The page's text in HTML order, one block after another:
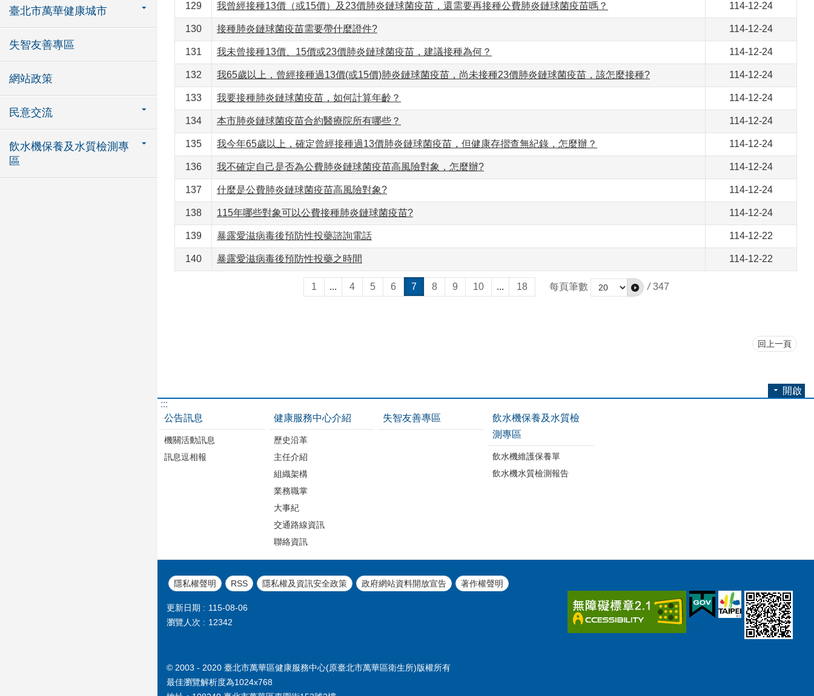
臺北市萬華健康城市
失智友善專區
網站政策
民意交流
飲水機保養及水質檢測專
區
129 我曾經接種13價（或15價）及23價肺炎鏈球菌疫苗，還需要再接種公費肺炎鏈球菌疫苗嗎？ 114-12-24
130 接種肺炎鏈球菌疫苗需要帶什麼證件? 114-12-24
131 我未曾接種13價、15價或23價肺炎鏈球菌疫苗，建議接種為何？ 114-12-24
132 我65歲以上，曾經接種過13價(或15價)肺炎鏈球菌疫苗，尚未接種23價肺炎鏈球菌疫苗，該怎麼接種? 114-12-24
133 我要接種肺炎鏈球菌疫苗，如何計算年齡？ 114-12-24
134 本市肺炎鏈球菌疫苗合約醫療院所有哪些？ 114-12-24
135 我今年65歲以上，確定曾經接種過13價肺炎鏈球菌疫苗，但健康存摺查無紀錄，怎麼辦？ 114-12-24
136 我不確定自己是否為公費肺炎鏈球菌疫苗高風險對象，怎麼辦? 114-12-24
137 什麼是公費肺炎鏈球菌疫苗高風險對象? 114-12-24
138 115年哪些對象可以公費接種肺炎鏈球菌疫苗? 114-12-24
139 暴露愛滋病毒後預防性投藥諮詢電話 114-12-22
140 暴露愛滋病毒後預防性投藥之時間 114-12-22
1 ... 4 5 6 7 8 9 10 ... 18 每頁筆數 / 347
回上一頁
開啟
:::
公告訊息
機關活動訊息
訊息逗相報
健康服務中心介紹
歷史沿革
主任介紹
組織架構
業務職掌
大事紀
交通路線資訊
聯絡資訊
失智友善專區
飲水機保養及水質檢
測專區
飲水機維護保養單
飲水機水質檢測報告
隱私權聲明 RSS 隱私權及資訊安全政策 政府網站資料開放宣告 著作權聲明
更新日期
115-08-06
瀏覽人次
12342
© 2003 - 2020 臺北市萬華區健康服務中心(原臺北市萬華區衛生所)版權所有
最佳瀏覽解析度為1024x768